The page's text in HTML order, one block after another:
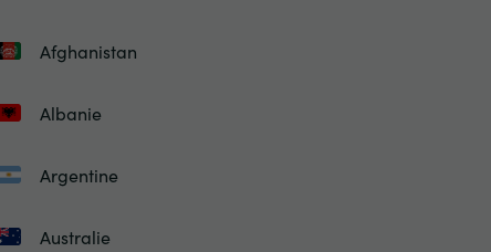
Afghanistan
Albanie
Argentine
Australie